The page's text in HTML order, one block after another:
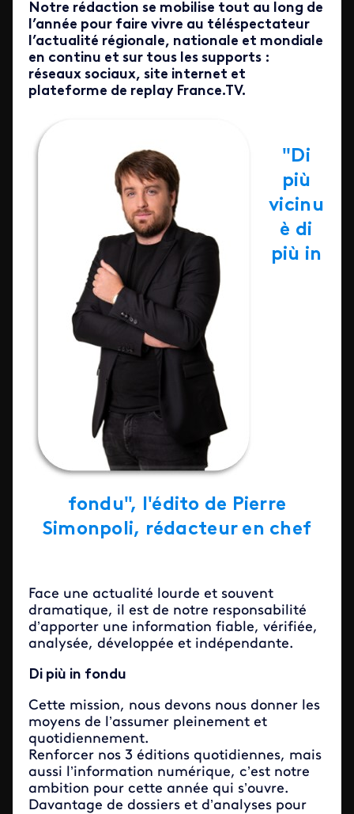
Notre rédaction se mobilise tout au long de
l’année pour faire vivre au téléspectateur
l’actualité régionale, nationale et mondiale
en continu et sur tous les supports :
réseaux sociaux, site internet et
plateforme de replay France.TV.
"Di
più
vicinu
è di
più in
fondu", l'édito de Pierre
Simonpoli, rédacteur en chef
Face une actualité lourde et souvent
dramatique, il est de notre responsabilité
d’apporter une information fiable, vérifiée,
analysée, développée et indépendante.
Di più in fondu
Cette mission, nous devons nous donner les
moyens de l’assumer pleinement et
quotidiennement.
Renforcer nos 3 éditions quotidiennes, mais
aussi l’information numérique, c’est notre
ambition pour cette année qui s’ouvre.
Davantage de dossiers et d’analyses pour